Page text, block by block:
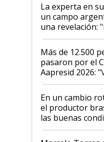
La experta en
un campo
una revelación:
impresionó
Más de 12.500
pasaron por el
Aapresid 2026:
demostrar que
suelo es hablar
sistema
En un cambio
el productor
las buenas
agro argentino
"Los veo más